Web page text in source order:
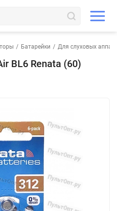
/ Батарейки / Для слуховых
BL6 Renata (60)